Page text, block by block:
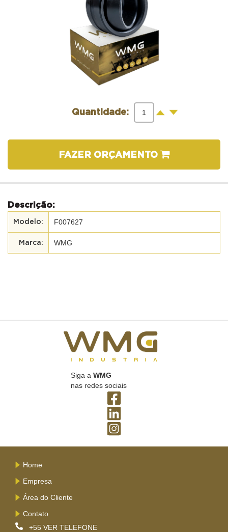
Quantidade: + -
FAZER ORÇAMENTO
Descrição:
F007627
WMG
Siga a WMG
nas redes sociais
Home
Empresa
Área do Cliente
Contato
+55 VER TELEFONE